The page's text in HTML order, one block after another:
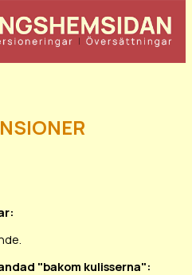
"bakom kulisserna":